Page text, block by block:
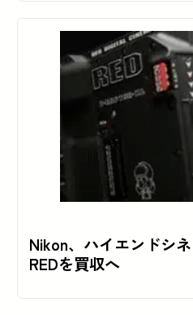
Nikon、ハイエンドシ
REDを買収へ